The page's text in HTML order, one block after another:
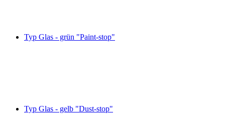
Typ Glas - grün "Paint-stop"
Typ Glas - gelb "Dust-stop"